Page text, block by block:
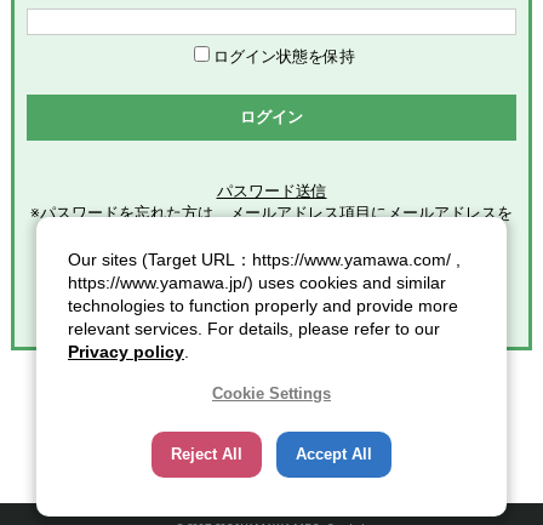
「会員」とは、本サービスの利用希望者で、本規約に同意のう
え当社グループが定める手続きに従い、会員登録を完了した方
ープに提供した全ての情報を意味します。
「個人情報」とは、個人情報保護の保護に関する法律第２条第
第2条（総則）
本規約の適用範囲
本規約は、本サービスの利用に関する一切の事項に適用されま
す。
本規約の改定
当社グループは、会員に対する事前連絡又は会員による事前承
諾なしに、本規約を変更・追加・削除できるものとし、会員
ものとみなします。また、この場合、会員に対する通知には次
項に定める方法その他当社グループが適当と判断した方法をと
り、当社グループが定める各諸規定等の変更についても、同様
ログイン状態を保持
ログイン
パスワード送信
※パスワードを忘れた方は、メールアドレス項目にメールアドレスを
クリックしてください。
Our sites (Target URL：https://www.yamawa.com/ ,
https://www.yamawa.jp/) uses cookies and similar
technologies to function properly and provide more
relevant services. For details, please refer to our
Privacy policy
Cookie Settings
Reject All Accept All